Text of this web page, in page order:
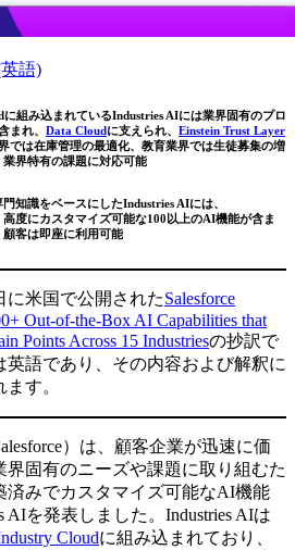
語)
組み込まれているIndustries AIには業界固有のプロ
まれ、 Data Cloudに支えられ、 Einstein Trust Layer
では在庫管理の最適化、教育業界では生徒募集の増
業界特有の課題に対応可能
知識をベースにしたIndustries AIには、
度にカスタマイズ可能な100以上のAI機能が含ま
顧客は即座に利用可能
に米国で公開されたSalesforce
Out-of-the-Box AI Capabilities that
Points Across 15 Industriesの抄訳で
語であり、その内容および解釈に
す。
）は、顧客企業が迅速に価
固有のニーズや課題に取り組むた
済みでカスタマイズ可能なAI機能
AIを発表しました。Industries AIは
Cloudに組み込まれており、